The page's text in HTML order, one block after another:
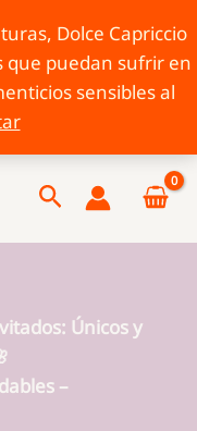
Dolce Capriccio
que puedan sufrir en
sensibles al
Buscar
Únicos y
–